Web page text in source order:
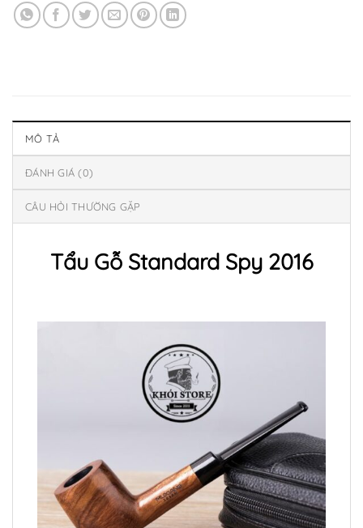
MÔ TẢ
ĐÁNH GIÁ (0)
CÂU HỎI THƯỜNG GẶP
Tẩu Gỗ Standard Spy 2016